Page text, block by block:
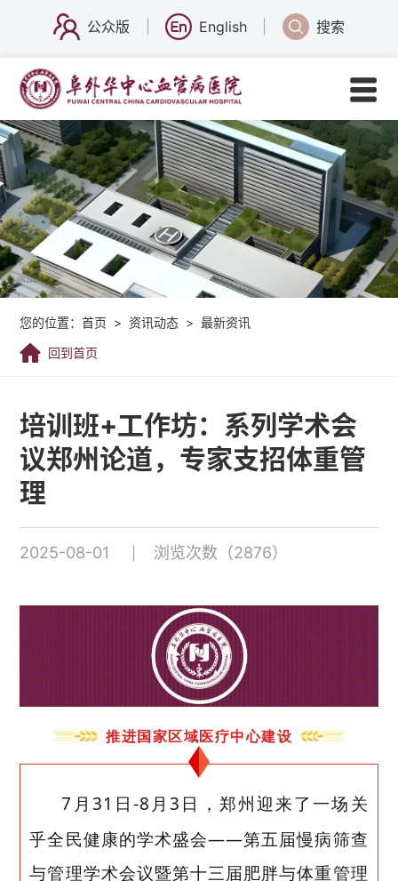
公众版 English 搜索
您的位置：首页 > 资讯动态 > 最新资讯
回到首页
培训班+工作坊：系列学术会
议郑州论道，专家支招体重管
理
2025-08-01 浏览次数（2876）
推进国家区域医疗中心建设
7 月 31 日-8 月3 日，郑州迎来了一场关
乎全民健康的学术盛会——第五届慢病筛查
与管理学术会议暨第十三届肥胖与体重管理